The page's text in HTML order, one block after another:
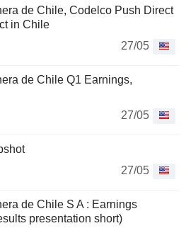
de Chile, Codelco Push Direct
in Chile
27/05
de Chile Q1 Earnings,
27/05
27/05
de Chile S A : Earnings
presentation short)